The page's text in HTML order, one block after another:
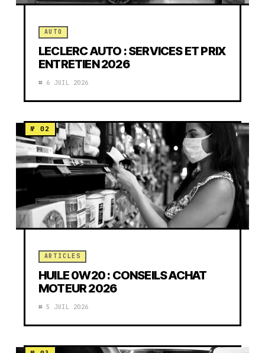
AUTO
LECLERC AUTO : SERVICES ET PRIX
ENTRETIEN 2026
6 JUIL 2026
ARTICLES
HUILE 0W20 : CONSEILS ACHAT
MOTEUR 2026
5 JUIL 2026